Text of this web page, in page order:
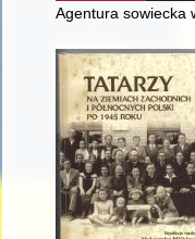
Agentura sowiecka